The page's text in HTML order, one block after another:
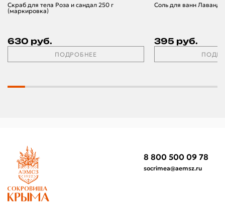
Скраб для тела Роза и сандал 250 г
(маркировка)
630 руб.
ПОДРОБНЕЕ
Соль для ванн
395 руб.
8 800 500 09 78
socrimea@aemsz.ru